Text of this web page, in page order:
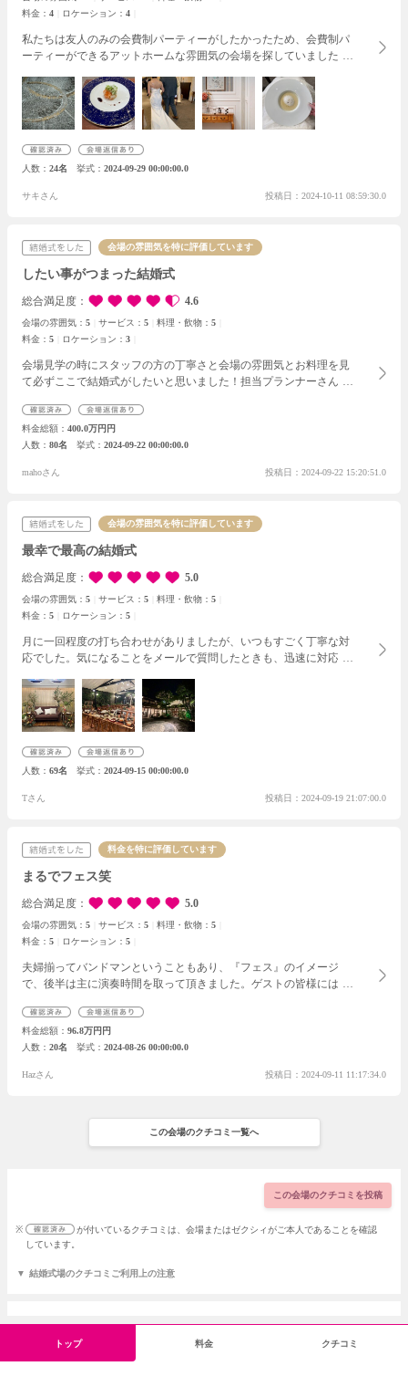
料金： 4 ロケーション： 4
私たちは友人のみの会費制パーティーがしたかったため、会費制パ
ーティーができるアットホームな雰囲気の会場を探していました。
ムな雰囲気がありました。プランナーさんとの打ち合わせは、月に
1度でしたが、確認したいことなどは都度メールでやりとりをして
おり、その際の対応もとても丁寧でした！私たちがこだわったポイ
ということです。会費制ですが、引き出物も一つだけでもお渡しし
たいと思ってoiwaiglassを用意して、ゲスト全員でオープンセレモニ
ュッフェを追加しました。
ゲストからは引き出物のコップがかわい
人数 24名 挙式 2024-09-29 00:00:00.0
サキさん 投稿日：2024-10-11 08:59:30.0
会場の雰囲気を特に評価しています
したい事がつまった結婚式
総合満足度 4.6
会場の雰囲気： 5 サービス： 5 料理・飲物： 5
料金： 5 ロケーション： 3
会場見学の時にスタッフの方の丁寧さと会場の雰囲気とお料理を見
て必ずここで結婚式がしたいと思いました！ 担当プランナーさんと
ーズでとても助かりました。
子撒きが出来て大満足です！
フェをとても喜んでくれて楽しそうでした！
だけたと思います。これも式場のスタッフさんのきめ細やかな対応
たです。この式場にして大正解でした！
料金総額
400.0万円円
人数
80名 挙式 2024-09-22 00:00:00.0
mahoさん 投稿日：2024-09-22 15:20:51.0
会場の雰囲気を特に評価しています
最幸で最高の結婚式
総合満足度 5.0
会場の雰囲気： 5 サービス： 5 料理・飲物： 5
料金： 5 ロケーション： 5
月に一回程度の打ち合わせがありましたが、いつもすごく丁寧な対
応でした。気になることをメールで質問したときも、迅速に対応し
り、最幸の結婚式となりました！招待した家族、親族、友人もとて
も喜んでいただき、大満足の結婚式でした！ありがとうございまし
た！
人数 69名 挙式 2024-09-15 00:00:00.0
Tさん 投稿日：2024-09-19 21:07:00.0
料金を特に評価しています
まるでフェス笑
総合満足度 5.0
会場の雰囲気： 5 サービス： 5 料理・飲物： 5
料金： 5 ロケーション： 5
夫婦揃ってバンドマンということもあり、
『フェス』のイメージ
で、後半は主に演奏時間を取って頂きました。 ゲストの皆様にはあ
ようと考えていたのですが、
ーの皆様も、本来の正装ではなく、TシャツにGパンというラフな衣
装で対応して下さり、すごくカジュアルな雰囲気のお式になったと
首には、フェスのパスを模したリストバンドをつけて下さってい
親身に対応下さり、本当に感謝しております！
料金総額
96.8万円円
人数
20名 挙式 2024-08-26 00:00:00.0
Hazさん 投稿日：2024-09-11 11:17:34.0
この会場のクチコミ一覧へ
この会場のクチコミを投稿
※
が付いているクチコミは、会場またはゼクシィがご本人であることを確認
しています。
結婚式場のクチコミご利用上の注意
トップ 料金 クチコミ